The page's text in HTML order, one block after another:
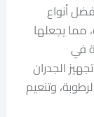
أنواع
مما يجعلها
في
الجدران
وتنعيم